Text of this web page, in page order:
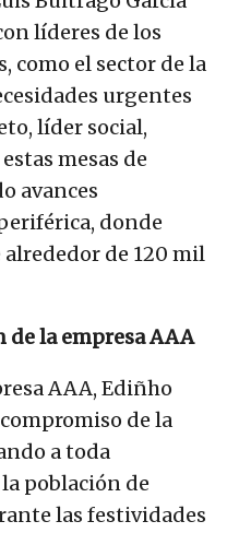
líderes de los
como el sector de la
urgentes
líder social,
mesas de
avances
donde
de 120 mil
de la empresa AAA
AAA, Ediñho
de la
a toda
población de
las festividades